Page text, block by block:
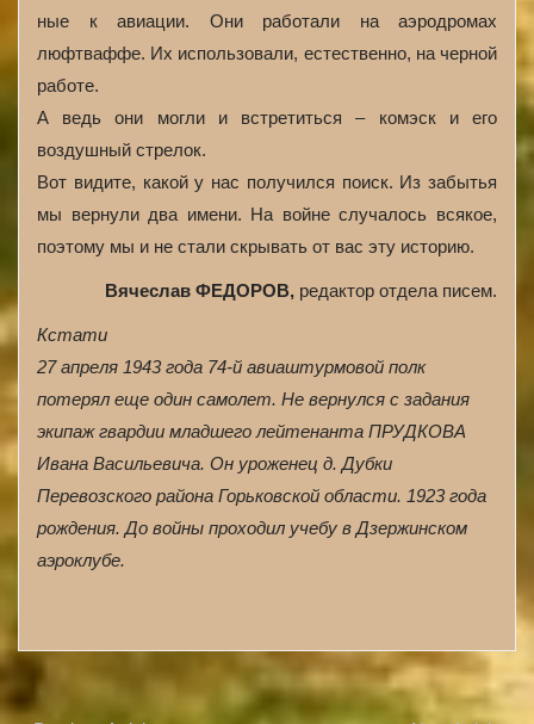
ные к авиации. Они работали на аэродромах
люфтваффе. Их использовали, естественно, на черной
работе.
А ведь они могли и встретиться – комэск и его
воздушный стрелок.
Вот видите, какой у нас получился поиск. Из забытья
мы вернули два имени. На войне случалось всякое,
поэтому мы и не стали скрывать от вас эту историю.
Вячеслав ФЕДОРОВ, редактор отдела писем.
Кстати
27 апреля 1943 года 74-й авиаштурмовой полк
потерял еще один самолет. Не вернулся с задания
экипаж гвардии младшего лейтенанта ПРУДКОВА
Ивана Васильевича. Он уроженец д. Дубки
Перевозского района Горьковской области. 1923 года
рождения. До войны проходил учебу в Дзержинском
аэроклубе.
A